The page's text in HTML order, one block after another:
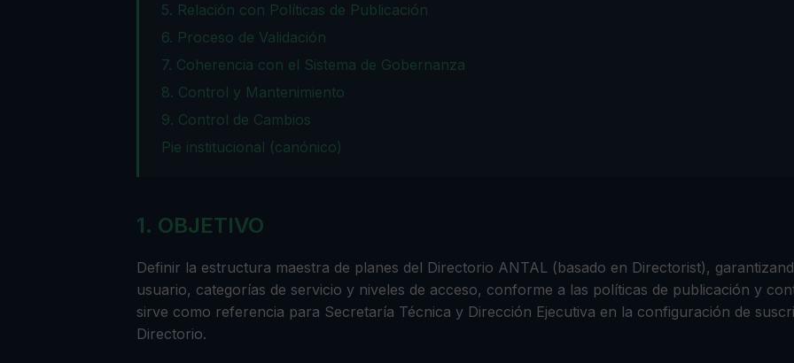
5. Relación con Políticas de Publicación
6. Proceso de Validación
7. Coherencia con el Sistema de Gobernanza
8. Control y Mantenimiento
9. Control de Cambios
Pie institucional (canónico)
1. OBJETIVO
Definir la estructura maestra de planes del Directorio ANTAL (basado en Directorist),
usuario, categorías de servicio y niveles de acceso, conforme a las políticas de publicación y
sirve como referencia para Secretaría Técnica y Dirección Ejecutiva en la configuración de
Directorio.